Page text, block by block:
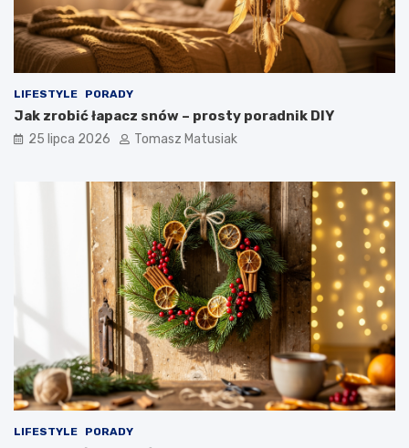
LIFESTYLE PORADY
Jak zrobić łapacz snów – prosty poradnik DIY
25 lipca 2026 Tomasz Matusiak
LIFESTYLE PORADY